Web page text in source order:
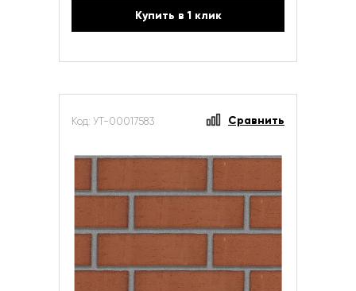
Купить в 1 клик
Код: УТ-00017583 Сравнить